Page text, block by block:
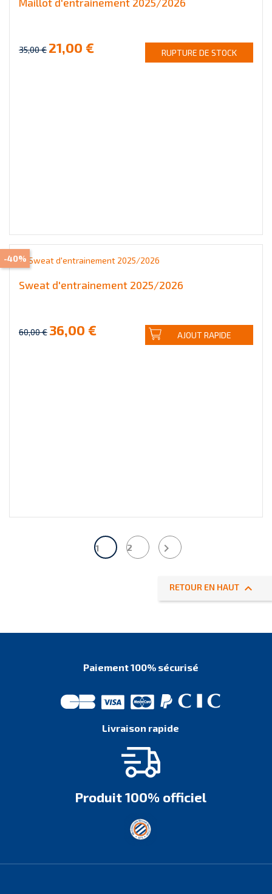
35,00 € 21,00 € RUPTURE DE STOCK
Sweat d'entrainement 2025/2026
60,00 € 36,00 € AJOUT RAPIDE
-40%
1 2 
RETOUR EN HAUT 
Paiement 100% sécurisé
Livraison rapide
Produit 100% officiel